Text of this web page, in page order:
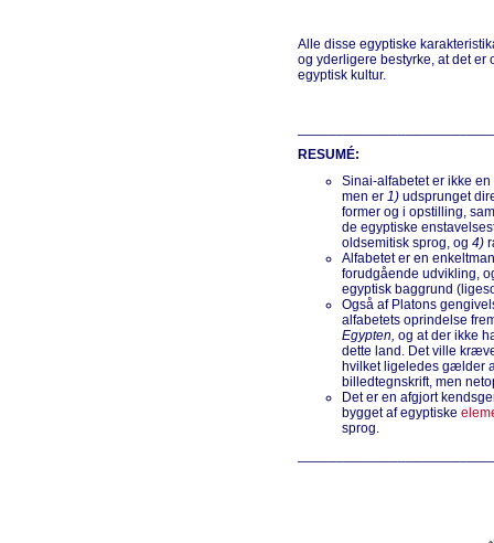
Alle disse egyptiske
og yderligere bestyrke, at det
egyptisk kultur.
RESUMÉ:
Sinai-alfabetet er ikke
men er 1) udsprunget
former og i opstilling,
de egyptiske
oldsemitisk sprog, og 4)
Alfabetet er en
forudgående udvikling,
egyptisk baggrund
Også af Platons
alfabetets oprindelse
Egypten, og at der ikke
dette land. Det ville
hvilket ligeledes gælder
billedtegnskrift, men
Det er en afgjort
bygget af egyptiske
sprog.